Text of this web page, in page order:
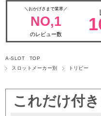
＼おかげさまで業界／
NO,1
のレビュー数
A-SLOT TOP
スロットメーカー別
トリビー
これだけ付